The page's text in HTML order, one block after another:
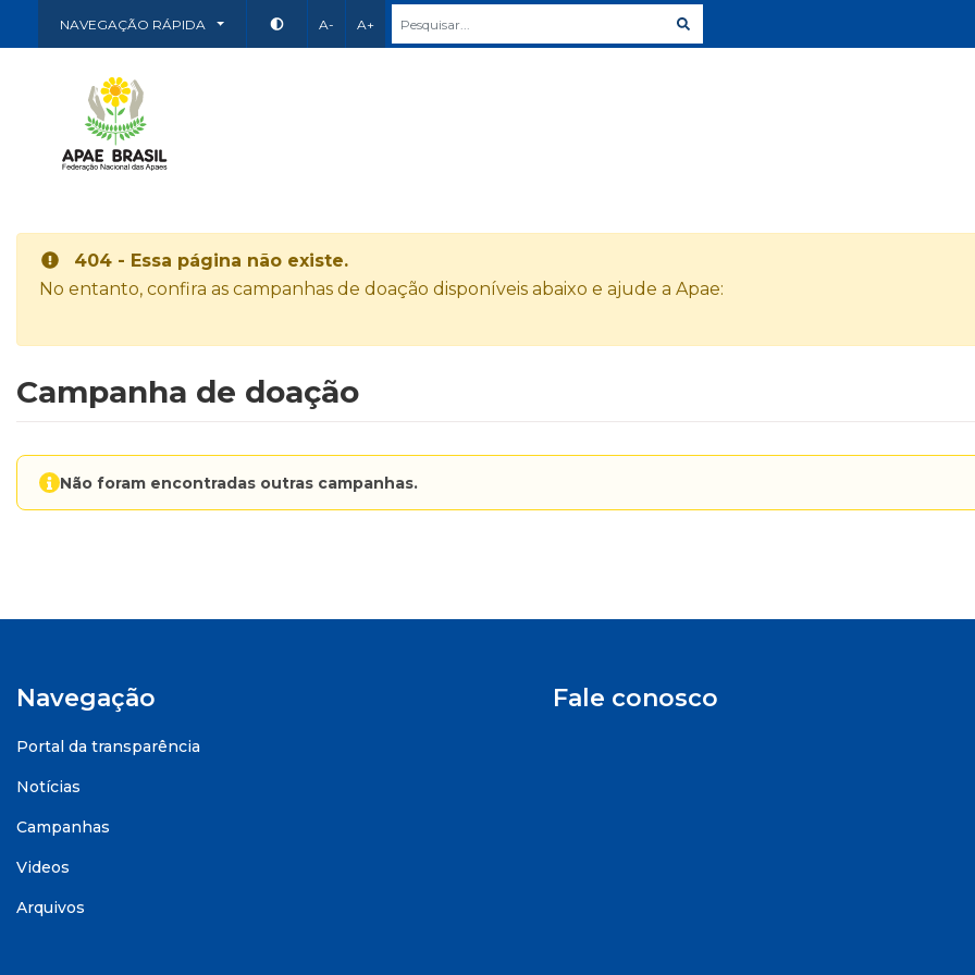
NAVEGAÇÃO RÁPIDA A- A+
404 - Essa página não existe.
No entanto, confira as campanhas de doação disponíveis abaixo e ajude a Apae:
Campanha de doação
Não foram encontradas outras campanhas.
Navegação
Portal da transparência
Notícias
Campanhas
Videos
Arquivos
Fale conosco